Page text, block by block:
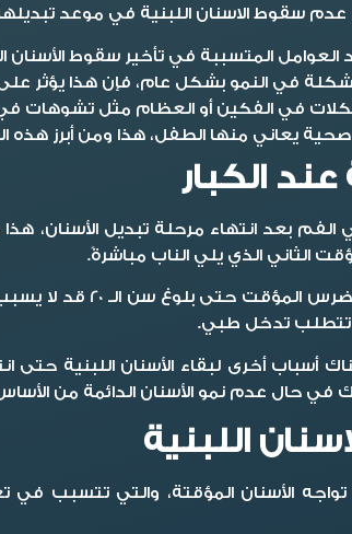
عدم سقوط الاسنان اللبنية في موعد
العوامل المتسببة في تأخير سقوط الأسنان
في النمو بشكل عام، فإن هذا يؤثر على
في الفكين أو العظام مثل تشوهات في
يعاني منها الطفل، هذا ومن أبرز
عند الكبار
الفم بعد انتهاء مرحلة تبديل الأسنان،
الثاني الذي يلي الناب مباشرةً.
فضلًا عن ذلك
تتطلب تدخل طبي.
أسباب أخرى لبقاء الأسنان اللبنية
في حال عدم نمو الأسنان الدائمة من
اللبنية
الأسنان المؤقتة، والتي تتسبب